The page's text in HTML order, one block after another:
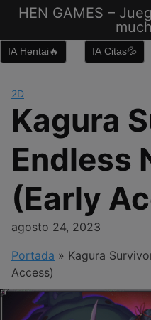
Saltar
contenido
HEN GAMES –
IA Hentai🔥 IA Citas💦
2D
Kagura
Endless
(Early
agosto 24, 2023
Portada » Kagura
Access)